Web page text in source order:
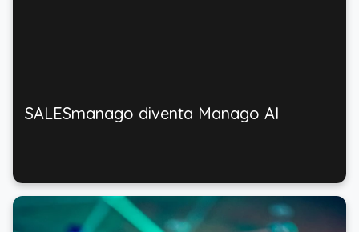
SALESmanago diventa Manago AI